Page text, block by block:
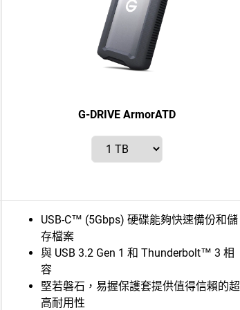
G-DRIVE ArmorATD
USB-C™ (5Gbps) 硬碟能夠快速備份和儲
存檔案
與 USB 3.2 Gen 1 和 Thunderbolt™ 3 相
容
堅若磐石，易握保護套提供值得信賴的超
高耐用性